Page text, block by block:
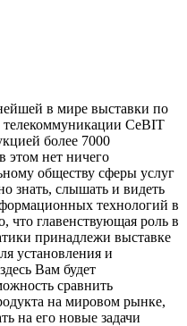
в мире выставки по
CeBIT
более 7000
этом нет ничего
обществу сферы услуг
знать, слышать и видеть
технологий в
что главенствующая роль в
принадлежи выставке
установления и
Вам будет
сравнить
на мировом рынке,
на его новые задачи